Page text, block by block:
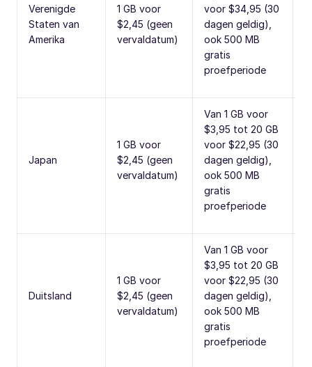
Verenigde
Staten van
Amerika
1 GB voor
$2,45 (geen
vervaldatum)
voor $34,95 (30
dagen geldig),
ook 500 MB
gratis
proefperiode
Japan
1 GB voor
$2,45 (geen
vervaldatum)
Van 1 GB voor
$3,95 tot 20 GB
voor $22,95 (30
dagen geldig),
ook 500 MB
gratis
proefperiode
Duitsland
1 GB voor
$2,45 (geen
vervaldatum)
Van 1 GB voor
$3,95 tot 20 GB
voor $22,95 (30
dagen geldig),
ook 500 MB
gratis
proefperiode